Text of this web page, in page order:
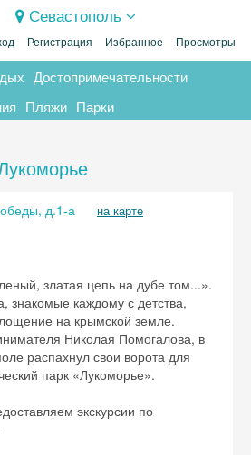
Севастополь
Регистрация Избранное Просмотры
Достопримечательности
Пляжи Парки
д.1-а на карте
златая цепь на дубе том...».
знакомые каждому с детства,
на крымской земле.
Николая Помогалова, в
распахнул свои ворота для
парк «Лукоморье».
экскурсии по